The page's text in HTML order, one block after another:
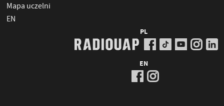
Mapa uczelni
EN
PL
EN